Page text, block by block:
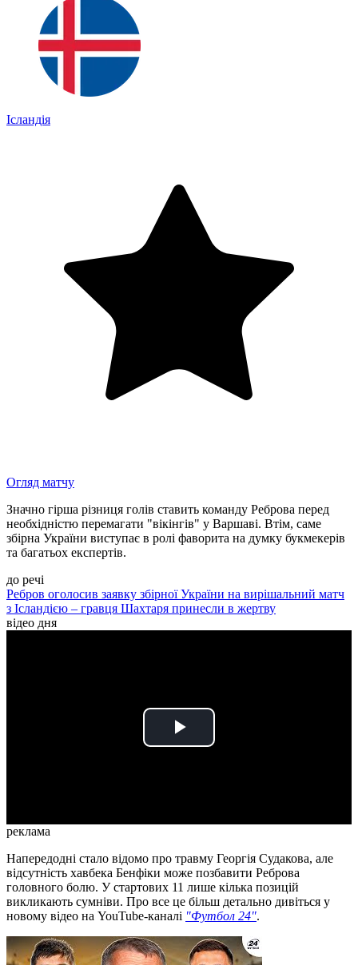
Ісландія
Огляд матчу
Значно гірша різниця голів ставить команду Реброва перед
необхідністю перемагати "вікінгів" у Варшаві. Втім, саме
збірна України виступає в ролі фаворита на думку букмекерів
та багатьох експертів.
до речі
Ребров оголосив заявку збірної України на вирішальний матч
з Ісландією – гравця Шахтаря принесли в жертву
відео дня
Play
реклама
Напередодні стало відомо про травму Георгія Судакова, але
відсутність хавбека Бенфіки може позбавити Реброва
головного болю. У стартових 11 лише кілька позицій
викликають сумніви. Про все це більш детально дивіться у
новому відео на YouTube-каналі "Футбол 24".